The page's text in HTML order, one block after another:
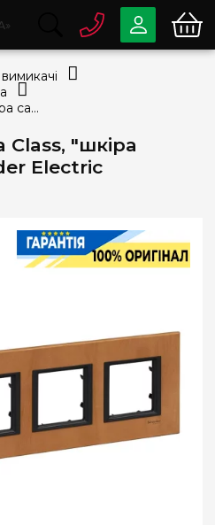
Class, "шкіра
Electric
80033-63-07
info@e7.com.ua
334-79-78
Viber Telegram
Рамка 4-а Unica Class, "шкіра сахара" Schneider Electric MGU68.008.7P1